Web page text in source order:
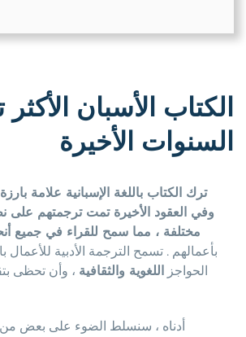
الكتاب الأسبان
السنوات الأخيرة
ترك الكتاب باللغة الإسبانية علامة
وفي العقود الأخيرة تمت ترجمتهم على
مختلفة ، مما سمح للقراء في جميع
بأعمالهم . تسمح الترجمة الأدبية للأعمال
الحواجز
اللغوية والثقافية، وأن تحظى
أدناه ، سنسلط الضوء على بعض من